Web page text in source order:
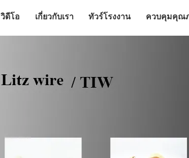
วิดีโอ เกี่ยวกับเรา ทัวร์โรงงาน ควบคุมคุณ